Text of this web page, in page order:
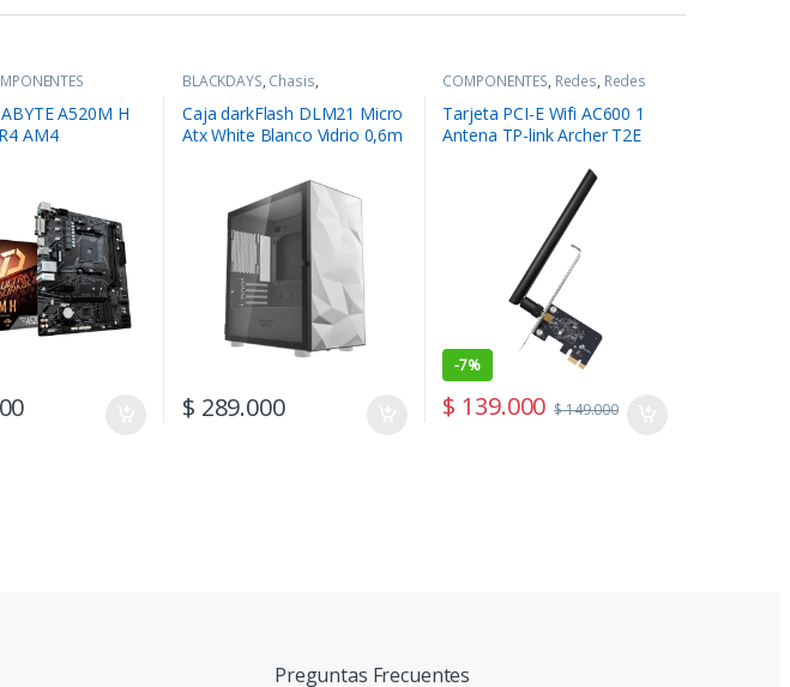
A520M H
AM4
BLACKDAYS, Chasis,
COMPONENTES
Caja darkFlash DLM21 Micro
Atx White Blanco Vidrio 0,6m
$ 289.000
COMPONENTES, Redes, Redes
Tarjeta PCI-E Wifi AC600 1
Antena TP-link Archer T2E
-7%
$ 139.000 $149.000
Preguntas Frecuentes